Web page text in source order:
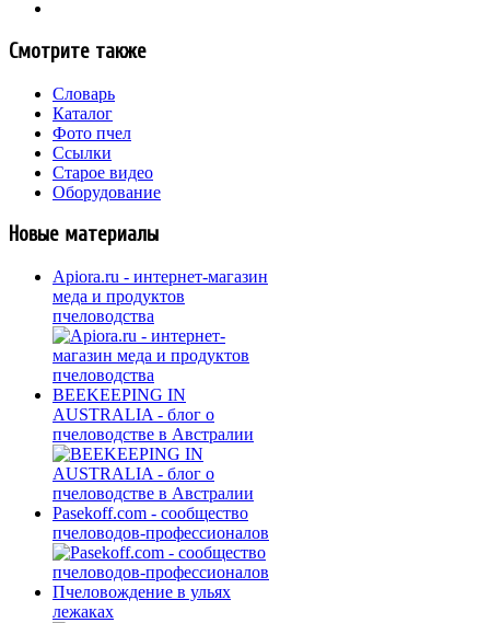
Смотрите также
Словарь
Каталог
Фото пчел
Ссылки
Старое видео
Оборудование
Новые материалы
Apiora.ru - интернет-магазин
меда и продуктов
пчеловодства
BEEKEEPING IN
AUSTRALIA - блог о
пчеловодстве в Австралии
Pasekoff.com - сообщество
пчеловодов-профессионалов
Пчеловождение в ульях
лежаках